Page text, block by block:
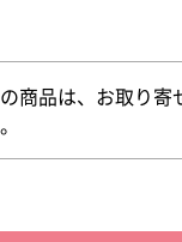
商品は、お取り寄